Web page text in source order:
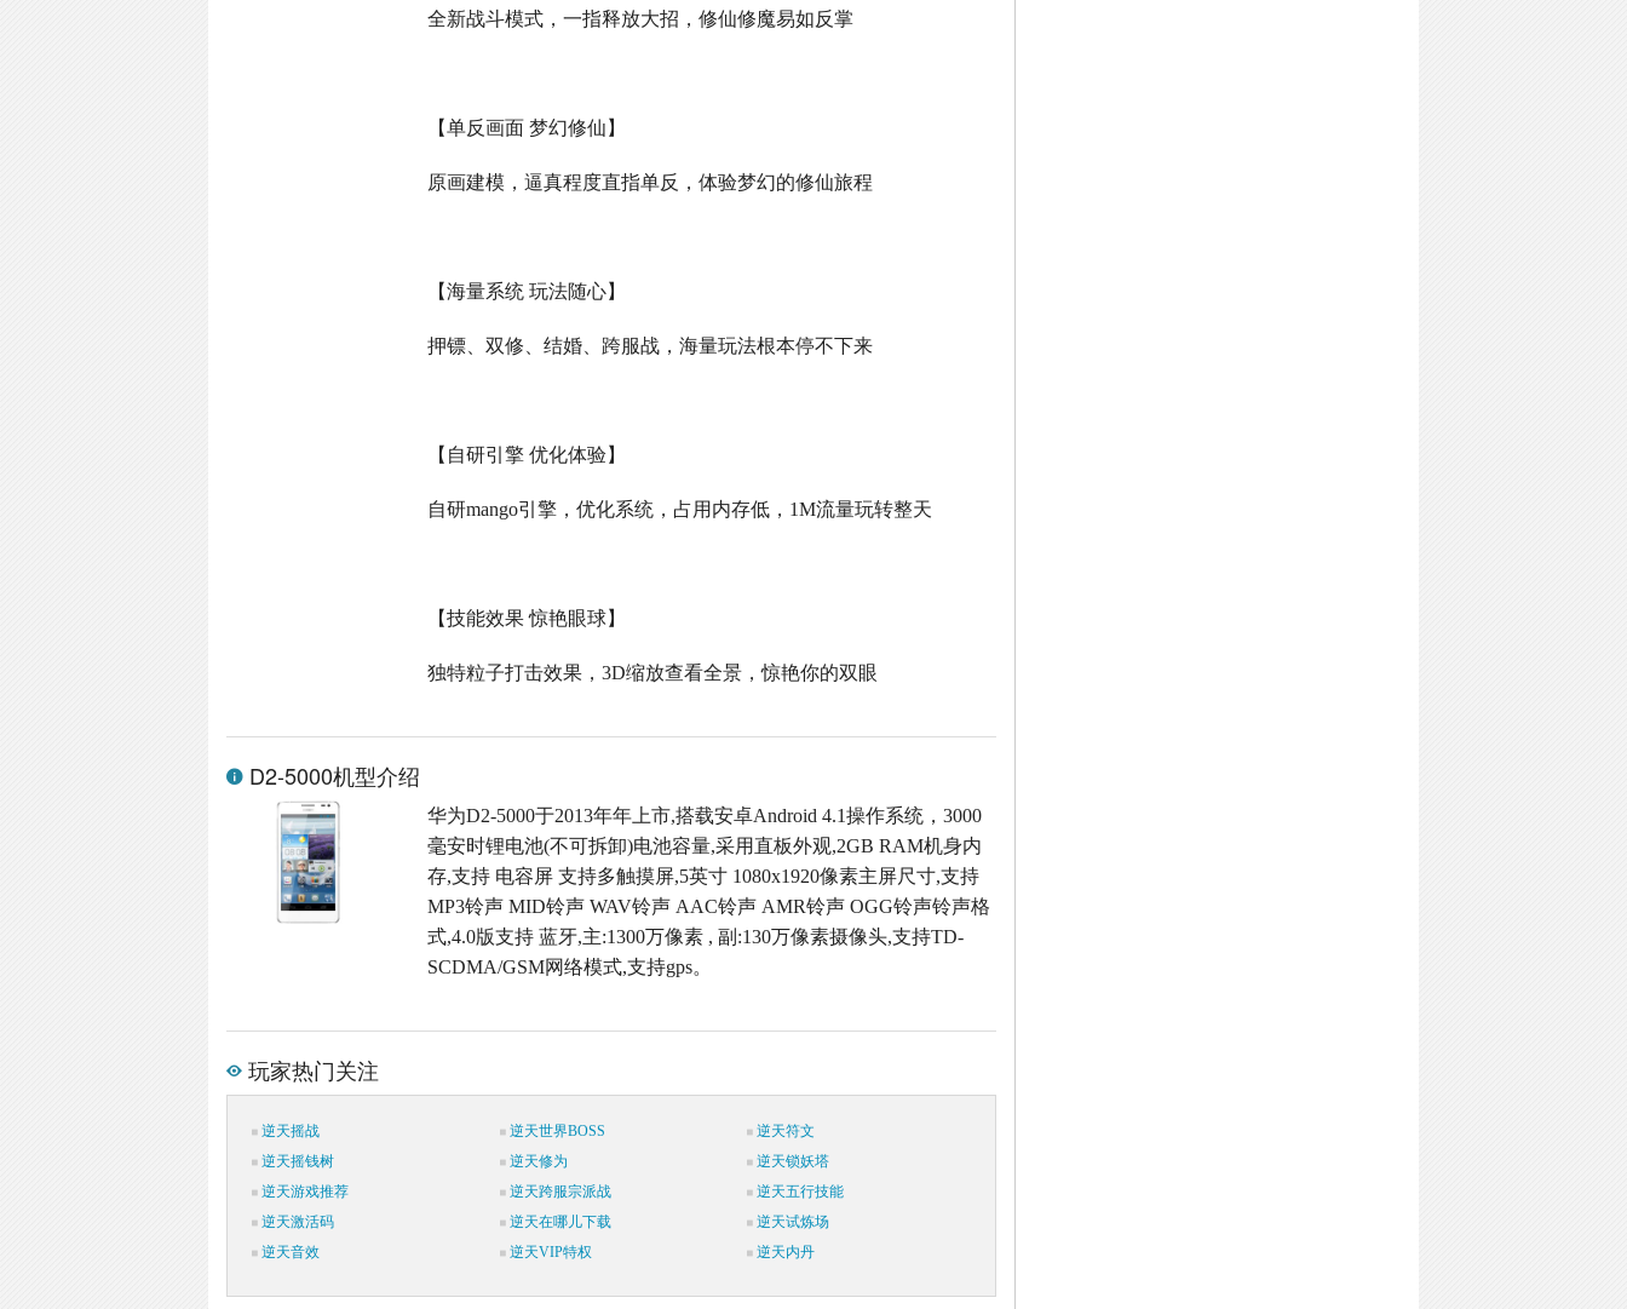
全新战斗模式，一指释放大招，修仙修魔易如反掌
【单反画面 梦幻修仙】
原画建模，逼真程度直指单反，体验梦幻的修仙旅程
【海量系统 玩法随心】
押镖、双修、结婚、跨服战，海量玩法根本停不下来
【自研引擎 优化体验】
自研mango引擎，优化系统，占用内存低， 1M流量玩转整天
【技能效果 惊艳眼球】
独特粒子打击效果，3D缩放查看全景，惊艳你的双眼
D2-5000机型介绍
华为D2-5000于2013年年上市,搭载安卓Android 4.1操作系统，3000
毫安时锂电池(不可拆卸)电池容量,采用直板外观,2GB RAM机身内
存,支持 电容屏 支持多触摸屏,5英寸 1080x1920像素主屏尺寸,支持
MP3铃声 MID铃声 WAV铃声 AAC铃声 AMR铃声 OGG铃声铃声格
式,4.0版支持 蓝牙,主:1300万像素 , 副:130万像素摄像头,支持TD-
SCDMA/GSM网络模式,支持gps。
玩家热门关注
逆天摇战 逆天世界BOSS
逆天符文
逆天摇钱树
逆天修为
逆天锁妖塔
逆天游戏推荐
逆天跨服宗派战
逆天五行技能
逆天激活码
逆天在哪儿下载
逆天试炼场
逆天音效
逆天VIP特权 逆天内丹